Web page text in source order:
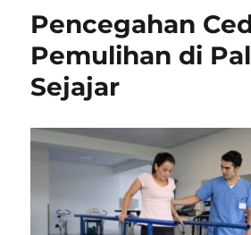
Pencegahan
Pemulihan di
Sejajar